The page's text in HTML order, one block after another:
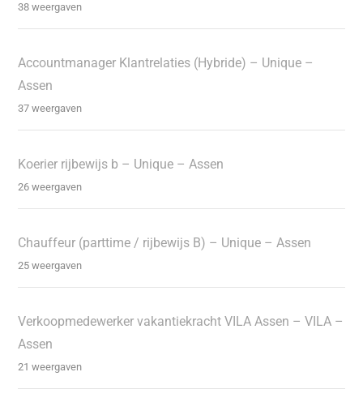
38 weergaven
Accountmanager Klantrelaties (Hybride) – Unique –
Assen
37 weergaven
Koerier rijbewijs b – Unique – Assen
26 weergaven
Chauffeur (parttime / rijbewijs B) – Unique – Assen
25 weergaven
Verkoopmedewerker vakantiekracht VILA Assen – VILA –
Assen
21 weergaven